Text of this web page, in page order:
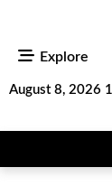
Explore
August 8, 2026